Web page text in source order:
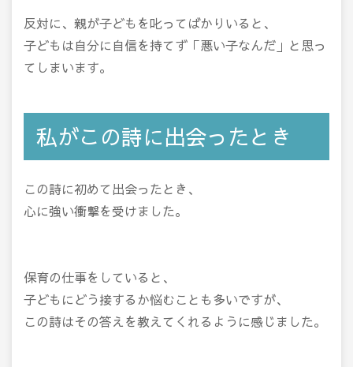
反対に、親が子どもを叱ってばかりいると、
子どもは自分に自信を持てず「悪い子なんだ」と思っ
てしまいます。
私がこの詩に出会ったとき
この詩に初めて出会ったとき、
心に強い衝撃を受けました。
保育の仕事をしていると、
子どもにどう接するか悩むことも多いですが、
この詩はその答えを教えてくれるように感じました。